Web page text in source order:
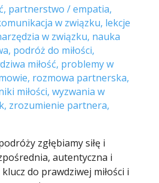
, partnerstwo /empatia,
w związku, lekcje
w związku, nauka
, podróż do miłości,
miłość, problemy w
, rozmowa partnerska,
miłości, wyzwania w
, zrozumienie partnera,
zgłębiamy siłę i
autentyczna i
do prawdziwej miłości i